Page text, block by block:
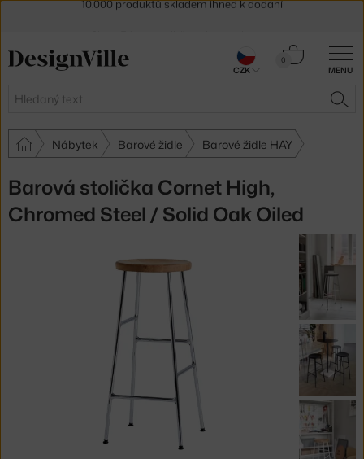
MENU
Hledat
0
Košík
Nábytek Barové židle Barové židle HAY
Barová stolička Cornet High,
Chromed Steel / Solid Oak Oiled
30 dní na vrácení zboží
CZK